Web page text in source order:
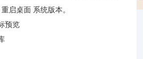
启桌面 系统版本。
预览